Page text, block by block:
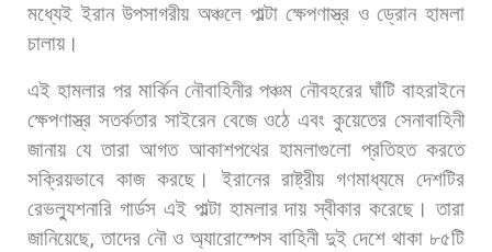
মধ্যেই ইরান উপসাগরীয় অঞ্চলে পাল্টা ক্ষেপণাস্ত্র ও ড্রোন হামলা
চালায়।
এই হামলার পর মার্কিন নৌবাহিনীর পঞ্চম নৌবহরের ঘাঁটি বাহরাইনে
ক্ষেপণাস্ত্র সতর্কতার সাইরেন বেজে ওঠে এবং কুয়েতের সেনাবাহিনী
জানায় যে তারা আগত আকাশপথের হামলাগুলো প্রতিহত করতে
সক্রিয়ভাবে কাজ করছে। ইরানের রাষ্ট্রীয় গণমাধ্যমে দেশটির
রেভল্যুশনারি গার্ডস এই পাল্টা হামলার দায় স্বীকার করেছে। তারা
জানিয়েছে,তাদের নৌ ও অ্যারোস্পেস বাহিনী দুই দেশে থাকা ৮৫টি